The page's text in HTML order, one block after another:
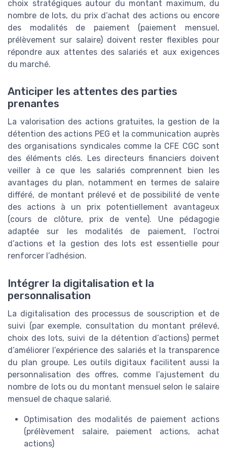
choix stratégiques autour du montant maximum, du
nombre de lots, du prix d’achat des actions ou encore
des modalités de paiement (paiement mensuel,
prélèvement sur salaire) doivent rester flexibles pour
répondre aux attentes des salariés et aux exigences
du marché.
Anticiper les attentes des parties
prenantes
La valorisation des actions gratuites, la gestion de la
détention des actions PEG et la communication auprès
des organisations syndicales comme la CFE CGC sont
des éléments clés. Les directeurs financiers doivent
veiller à ce que les salariés comprennent bien les
avantages du plan, notamment en termes de salaire
différé, de montant prélevé et de possibilité de vente
des actions à un prix potentiellement avantageux
(cours de clôture, prix de vente). Une pédagogie
adaptée sur les modalités de paiement, l’octroi
d’actions et la gestion des lots est essentielle pour
renforcer l’adhésion.
Intégrer la digitalisation et la
personnalisation
La digitalisation des processus de souscription et de
suivi (par exemple, consultation du montant prélevé,
choix des lots, suivi de la détention d’actions) permet
d’améliorer l’expérience des salariés et la transparence
du plan groupe. Les outils digitaux facilitent aussi la
personnalisation des offres, comme l’ajustement du
nombre de lots ou du montant mensuel selon le salaire
mensuel de chaque salarié.
Optimisation des modalités de paiement actions
(prélèvement salaire, paiement actions, achat
actions)